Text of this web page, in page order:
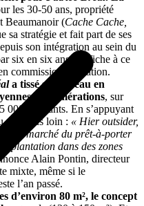
les 30-50 ans, propriété
Beaumanoir (Cache Cache,
sa stratégie et fait part de ses
son intégration au sein du
six en six ans – affiche à ce
commission-affiliation.
a tissé son réseau en
agglomérations, sur
000 habitants. En s’appuyant
voit plus loin : « Hier outsider,
le marché du prêt-à-porter
dans des zones
Alain Pontin, directeur
mixte, même si le
l’an passé.
d’environ 80 m², le concept